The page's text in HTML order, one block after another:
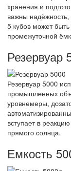
хранения и
важны надёжность,
5 кубов может
промежуточной
Резервуар
Резервуар 5000
промышленных
уровнемеры,
вступает в
прямого солнца.
Емкость